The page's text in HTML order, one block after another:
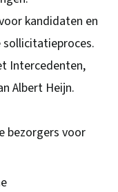
kandidaten en
Intercedenten,
Albert Heijn.
bezorgers voor